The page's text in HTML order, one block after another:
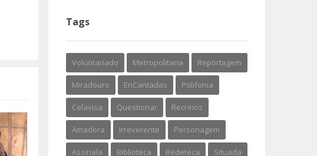
Tags
Voluntariado Metropolitana Reportagem
Miradouro EnCantadas Polifonia
Celavisa Questionar Recreios
Amadora Irreverente Personagem
Assinala Biblioteca Bedeteca Situada